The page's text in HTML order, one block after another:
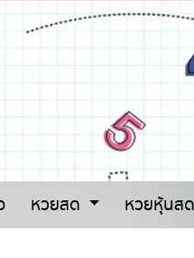
หวยสด หวยหุ้นสด